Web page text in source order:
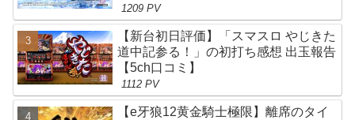
1209 PV
【新台初日評価】「スマスロ やじきた
道中記参る！」の初打ち感想 出玉報告
【5ch口コミ】
1112 PV
【e牙狼12黄金騎士極限】離席のタイ